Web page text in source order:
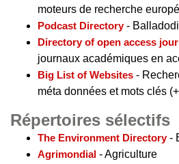
moteurs de recherche
Podcast Directory-
Directory of open access
journaux académiques en
Big List of Websites -
méta données et mots clés
Répertoires sélectifs
The Environment Directory-
Agrimondial - Agriculture